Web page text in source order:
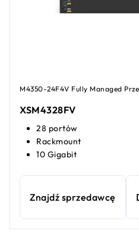
M4350-24F4V Fully Managed
XSM4328FV
28 portów
Rackmount
10 Gigabit
Znajdź sprzedawcę